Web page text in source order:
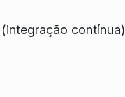
contínua)